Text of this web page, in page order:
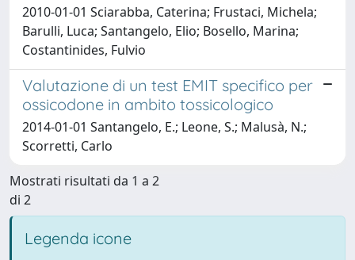
2010-01-01 Sciarabba, Caterina; Frustaci, Michela;
Barulli, Luca; Santangelo, Elio; Bosello, Marina;
Costantinides, Fulvio
Valutazione di un test EMIT specifico per
ossicodone in ambito tossicologico
2014-01-01 Santangelo, E.; Leone, S.; Malusà, N.;
Scorretti, Carlo
Mostrati risultati da 1 a 2
di 2
Legenda icone